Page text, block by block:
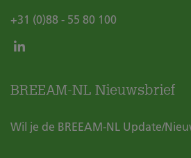
+31 (0)88 - 55 80 100
BREEAM-NL Nieuwsbrief
Wil je de BREEAM-NL Update/